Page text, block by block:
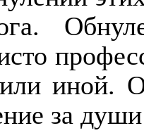
иной.
за